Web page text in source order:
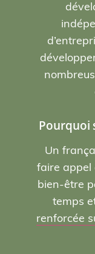
Pourquoi
Un
faire appel
bien-être
temps
renforcée